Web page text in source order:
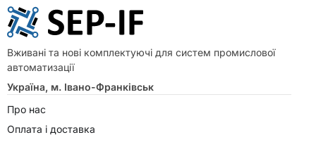
Вживані та нові комплектуючі для систем промислової
автоматизації
Україна, м. Івано-Франківськ
Про нас
Оплата і доставка